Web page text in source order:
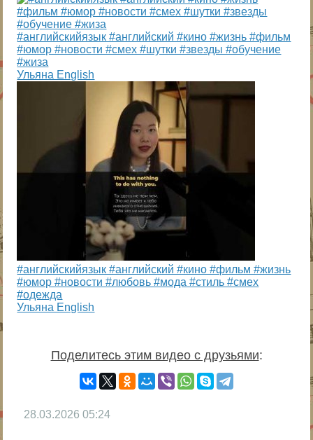
#английскийязык #английский #кино #жизнь #фильм
#юмор #новости #смех #шутки #звезды #обучение
#жиза
Ульяна English
#английскийязык #английский #кино #фильм #жизнь
#юмор #новости #любовь #мода #стиль #смех
#одежда
Ульяна English
Поделитесь этим видео с друзьями:
28.03.2026 05:24